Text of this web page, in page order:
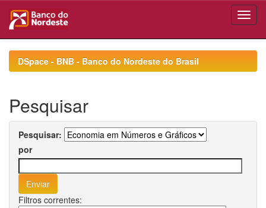
navigationDSpace - BNB - Banco do Nordeste do Brasil
Pesquisar
Pesquisar:
por
Filtros correntes: